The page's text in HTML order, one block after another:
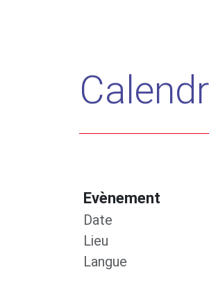
Evènement
Date
Lieu
Langue